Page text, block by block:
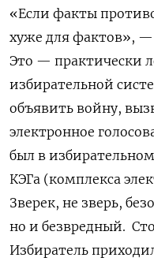
«Если факты
хуже для фактов», —
Это — практически
избирательной
объявить войну,
электронное
был в
КЭГа (комплекса
Зверек, не зверь,
но и безвредный.
Избиратель